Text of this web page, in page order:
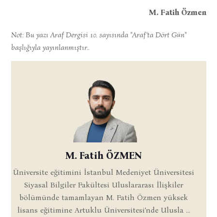
M. Fatih Özmen
Not: Bu yazı Araf Dergisi 10. sayısında "Araf'ta Dört Gün"
başlığıyla yayınlanmıştır..
M. Fatih ÖZMEN
Üniversite eğitimini İstanbul Medeniyet Üniversitesi
Siyasal Bilgiler Fakültesi Uluslararası İlişkiler
bölümünde tamamlayan M. Fatih Özmen yüksek
lisans eğitimine Artuklu Üniversitesi’nde Ulusla ...